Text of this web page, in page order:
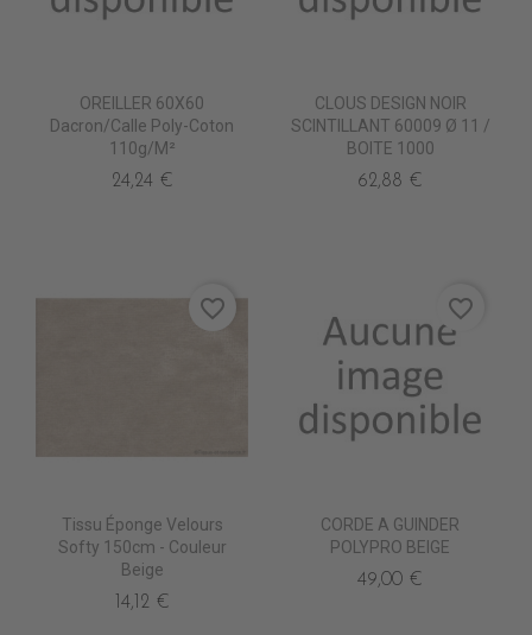
OREILLER 60X60
Dacron/Calle Poly-Coton
110g/m²
24,24 €
CLOUS DESIGN NOIR
SCINTILLANT 60009 Ø 11 /
BOITE 1000
62,88 €
Tissu Éponge Velours
Softy 150cm - Couleur
Beige
14,12 €
favorite_border
CORDE A GUINDER
POLYPRO BEIGE
49,00 €
favorite_border